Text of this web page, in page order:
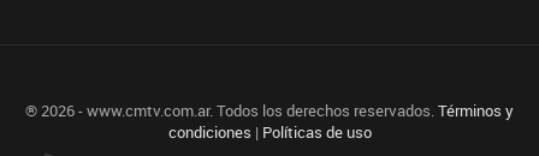
® 2026 - www.cmtv.com.ar. Todos los derechos reservados.Términos y
condiciones | Políticas de uso